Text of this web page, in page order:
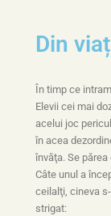
Din
În timp ce
Elevii cei mai
acelui joc
în acea
învăţa. Se
Câte unul a
ceilalţi, cineva
strigat: